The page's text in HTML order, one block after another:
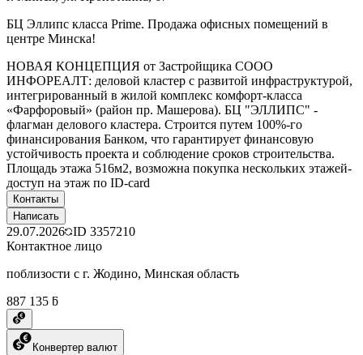
БЦ Эллипс класса Prime. Продажа офисных помещений в
центре Минска!
НОВАЯ КОНЦЕПЦИЯ от Застройщика СООО
ИНФОРЕАЛТ: деловой кластер с развитой инфраструктурой,
интегрированный в жилой комплекс комфорт-класса
«Фарфоровый» (район пр. Машерова). БЦ "ЭЛЛИПС" -
флагман делового кластера. Строится путем 100%-го
финансирования Банком, что гарантирует финансовую
устойчивость проекта и соблюдение сроков строительства.
Площадь этажа 516м2, возможна покупка нескольких этажей-
доступ на этаж по ID-card
Контакты
Написать
29.07.2026 ID 3357210
Контактное лицо
поблизости с г. Жодино, Минская область
887 135 ƃ
Конвертер валют